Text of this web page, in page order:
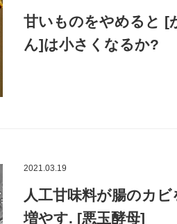
甘いものをやめると [
ん]は小さくなるか?
2021.03.19
人工甘味料が腸のカビ
増やす. [悪玉酵母]